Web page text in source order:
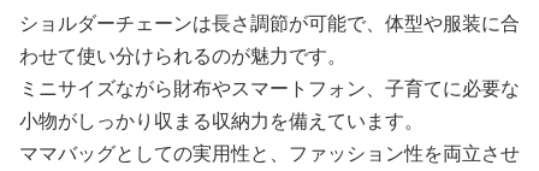
ショルダーチェーンは長さ調節が可能で、体型や服装に合
わせて使い分けられるのが魅力です。
ミニサイズながら財布やスマートフォン、子育てに必要な
小物がしっかり収まる収納力を備えています。
ママバッグとしての実用性と、ファッション性を両立させ